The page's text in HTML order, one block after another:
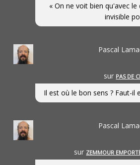
« On ne voit bien qu'avec
invisible
Pascal
sur PAS DE
Il est où le bon sens ? Faut-il
Pascal
sur ZEMMOUR